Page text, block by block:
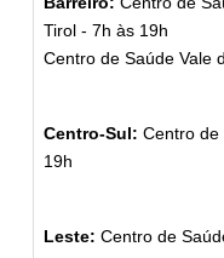
Tirol - 7h às 19h
Centro de Saúde Vale
Centro-Sul: Centro de
19h
Leste: Centro de